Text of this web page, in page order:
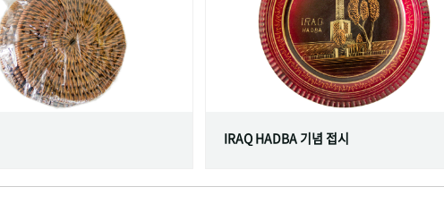
IRAQ HADBA 기념 접시